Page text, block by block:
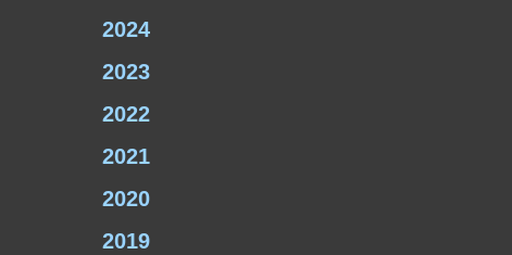
2024
2023
2022
2021
2020
2019